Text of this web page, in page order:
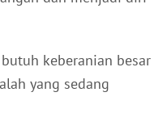
keberanian besar
yang sedang